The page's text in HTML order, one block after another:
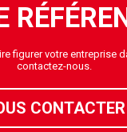
figurer votre entreprise
contactez-nous.
CONTACTER